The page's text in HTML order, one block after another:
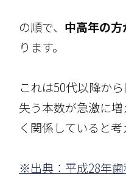
の順で、 中高年の
ります。
これは50代以降か
失う本数が急激に
く関係していると考
※出典：平成28年